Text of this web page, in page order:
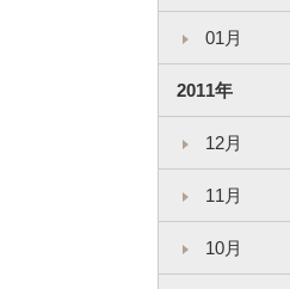
01月
2011年
12月
11月
10月